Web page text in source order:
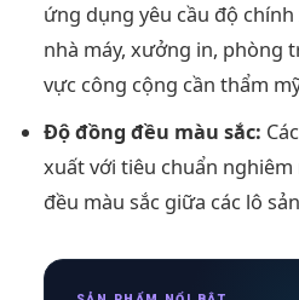
ứng dụng yêu cầu độ
nhà máy, xưởng in, phòng
vực công cộng cần thẩm
Độ đồng đều màu sắc:
xuất với tiêu chuẩn
đều màu sắc giữa các lô